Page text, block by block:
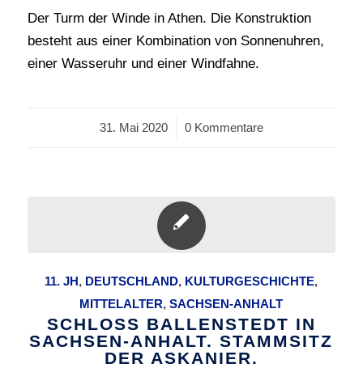
Der Turm der Winde in Athen. Die Konstruktion
besteht aus einer Kombination von Sonnenuhren,
einer Wasseruhr und einer Windfahne.
31. Mai 2020
/ 0 Kommentare
11. JH, DEUTSCHLAND, KULTURGESCHICHTE,
MITTELALTER,SACHSEN-ANHALT
SCHLOSS BALLENSTEDT IN
SACHSEN-ANHALT. STAMMSITZ
DER ASKANIER.